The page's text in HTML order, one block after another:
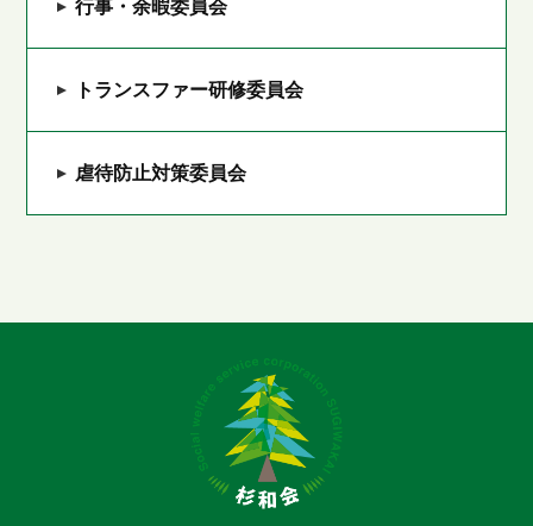
行事・余暇委員会
トランスファー研修委員会
虐待防止対策委員会